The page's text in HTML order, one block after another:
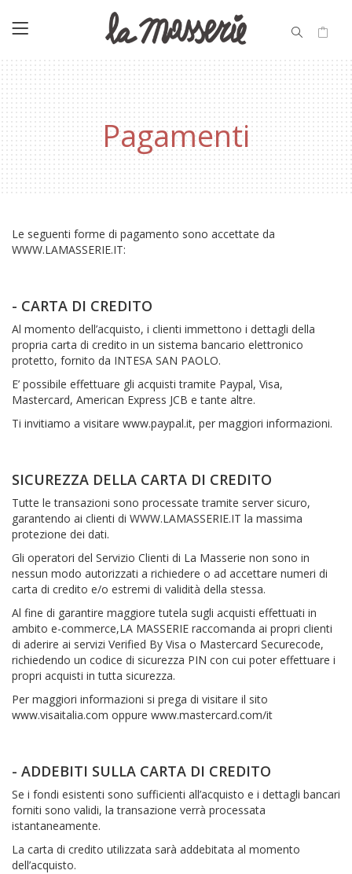
Pagamenti
Le seguenti forme di pagamento sono accettate da
WWW.LAMASSERIE.IT:
- CARTA DI CREDITO
Al momento dell’acquisto, i clienti immettono i dettagli della
propria carta di credito in un sistema bancario elettronico
protetto, fornito da INTESA SAN PAOLO.
E’ possibile effettuare gli acquisti tramite Paypal, Visa,
Mastercard, American Express JCB e tante altre.
Ti invitiamo a visitare www.paypal.it, per maggiori informazioni.
SICUREZZA DELLA CARTA DI CREDITO
Tutte le transazioni sono processate tramite server sicuro,
garantendo ai clienti di WWW.LAMASSERIE.IT la massima
protezione dei dati.
Gli operatori del Servizio Clienti di La Masserie non sono in
nessun modo autorizzati a richiedere o ad accettare numeri di
carta di credito e/o estremi di validità della stessa.
Al fine di garantire maggiore tutela sugli acquisti effettuati in
ambito e-commerce,LA MASSERIE raccomanda ai propri clienti
di aderire ai servizi Verified By Visa o Mastercard Securecode,
richiedendo un codice di sicurezza PIN con cui poter effettuare i
propri acquisti in tutta sicurezza.
Per maggiori informazioni si prega di visitare il sito
www.visaitalia.com oppure www.mastercard.com/it
- ADDEBITI SULLA CARTA DI CREDITO
Se i fondi esistenti sono sufficienti all’acquisto e i dettagli bancari
forniti sono validi, la transazione verrà processata
istantaneamente.
La carta di credito utilizzata sarà addebitata al momento
dell’acquisto.